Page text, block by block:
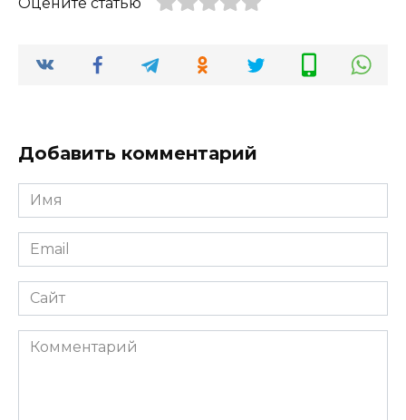
Добавить комментарий
Имя
*
Email
*
Сайт
Комментарий